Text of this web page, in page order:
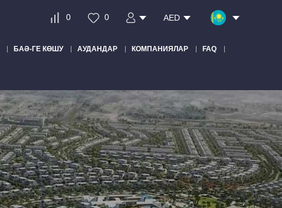
0 0 AED
БАӘ-ГЕ КӨШУ АУДАНДАР КОМПАНИЯЛАР FAQ